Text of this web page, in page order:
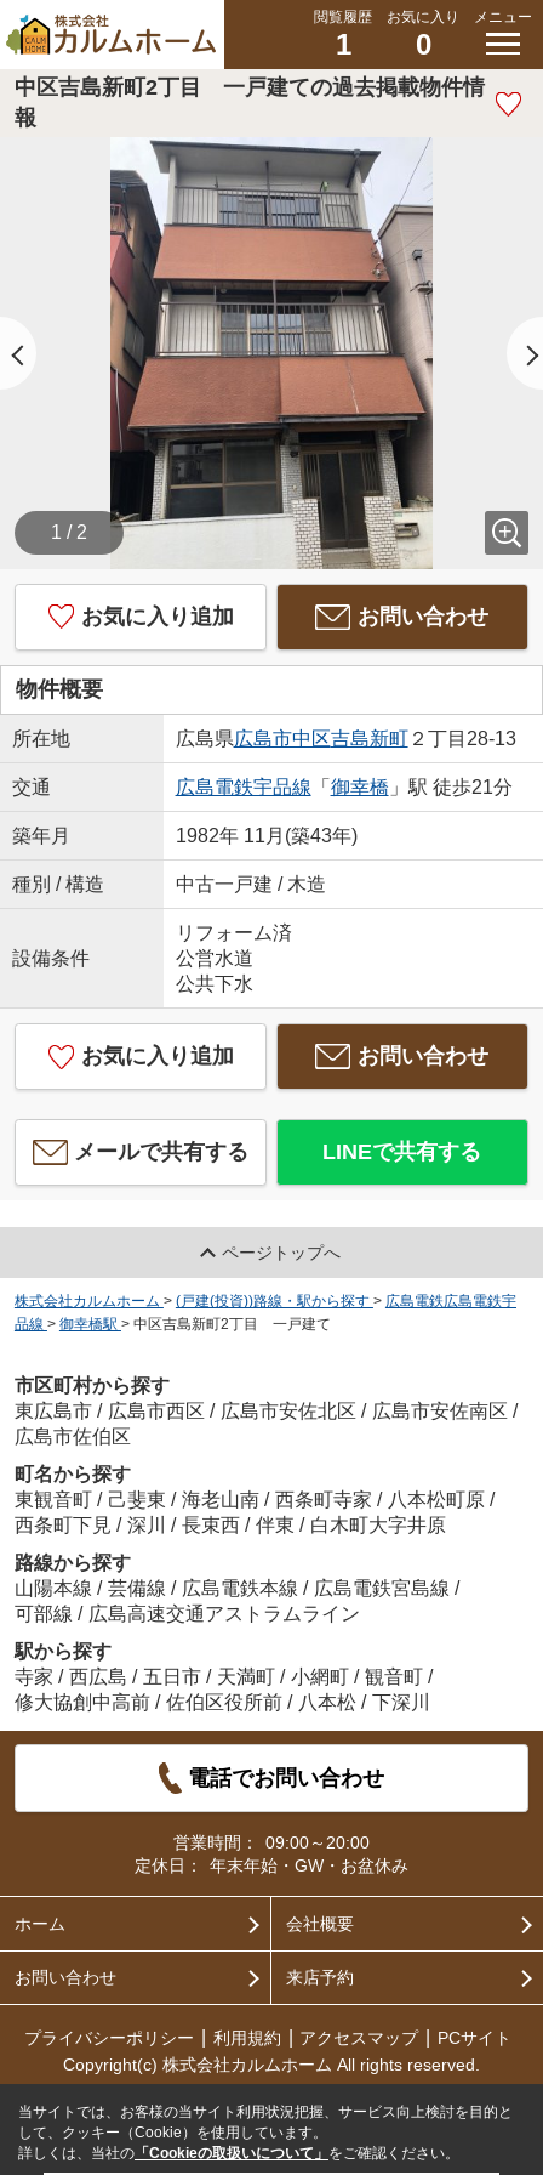
閲覧履歴
1
お気に入り
0
メニュー
中区吉島新町2丁目 一戸建ての過去掲載物件情
報
1 / 2
お気に入り追加 お問い合わせ
物件概要
所在地 広島県広島市中区吉島新町２丁目28-13
交通 広島電鉄宇品線 「 御幸橋 」駅 徒歩21分
築年月 1982年 11月(築43年)
種別 / 構造 中古一戸建 / 木造
設備条件
リフォーム済
公営水道
公共下水
お気に入り追加 お問い合わせ
メールで共有する LINEで共有する
ページトップへ
株式会社カルムホーム > (戸建(投資))路線・駅から探す > 広島電鉄広島電鉄宇
品線 > 御幸橋駅 > 中区吉島新町2丁目 一戸建て
市区町村から探す
東広島市 / 広島市西区 / 広島市安佐北区 / 広島市安佐南区 /
広島市佐伯区
町名から探す
東観音町 / 己斐東 / 海老山南 / 西条町寺家 / 八本松町原 /
西条町下見 / 深川 / 長束西 / 伴東 / 白木町大字井原
路線から探す
山陽本線 / 芸備線 / 広島電鉄本線 / 広島電鉄宮島線 /
可部線 / 広島高速交通アストラムライン
駅から探す
寺家 / 西広島 / 五日市 / 天満町 / 小網町 / 観音町 /
修大協創中高前 / 佐伯区役所前 / 八本松 / 下深川
電話でお問い合わせ
営業時間：
09:00～20:00
定休日：
年末年始・GW・お盆休み
ホーム 会社概要
お問い合わせ 来店予約
プライバシーポリシー 利用規約 アクセスマップ
PCサイト
Copyright(c) 株式会社カルムホーム All rights reserved.
当サイトでは、お客様の当サイト利用状況把握、サービス向上検討を目的と
して、クッキー（Cookie）を使用しています。
詳しくは、当社の 「Cookieの取扱いについて」 をご確認ください。